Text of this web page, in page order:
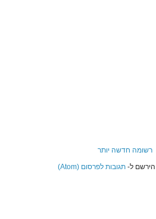
רשומה חדשה יותר
הירשם ל- תגובות לפרסום (Atom)